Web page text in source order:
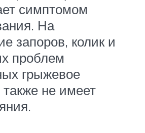
симптомом
На
запоров, колик и
проблем
грыжевое
не имеет